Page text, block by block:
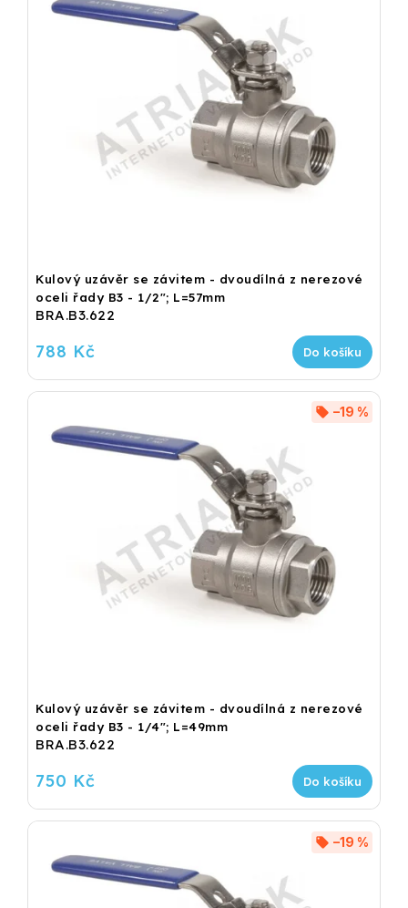
Kulový uzávěr se závitem - dvoudílná z nerezové
oceli řady B3 - 1/2"; L=57mm
BRA.B3.622
788 Kč Do košíku
Kulový uzávěr se závitem - dvoudílná z nerezové
oceli řady B3 - 1/4"; L=49mm
BRA.B3.622
–19 %
750 Kč Do košíku
–19 %